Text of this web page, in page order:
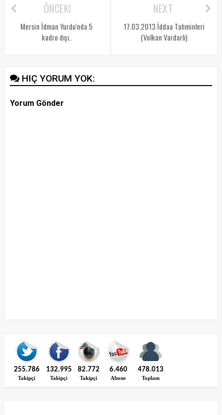
NEXT
17.03.2013 İddaa Tahminleri
(Volkan Vardarlı)
ÖNCEKI
Mersin İdman Yurdu'nda 5
kadro dışı..
HIÇ YORUM YOK:
Yorum Gönder
255.786
Takipçi
132.995
Takipçi
82.772
Takipçi
6.460
Abone
478.013
Toplam